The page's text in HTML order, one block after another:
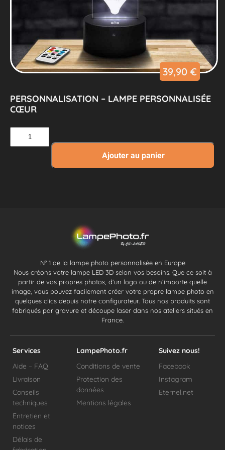
39,90 €
PERSONNALISATION – LAMPE PERSONNALISÉE
CŒUR
Ajouter au panier
N° 1 de la lampe photo personnalisée en Europe
Nous créons votre lampe LED 3D selon vos besoins. Que ce soit à
partir de vos propres photos, d’un logo ou de n’importe quelle
image, vous pouvez facilement créer votre propre lampe photo en
quelques clics depuis notre configurateur. Tous nos produits sont
fabriqués par gravure et découpe laser dans nos ateliers situés en
France.
Services
Aide – FAQ
Livraison
Conseils
techniques
Entretien et
notices
Délais de
LampePhoto.fr
Conditions de vente
Protection des
données
Mentions légales
Suivez nous!
Facebook
Instagram
Eternel.net